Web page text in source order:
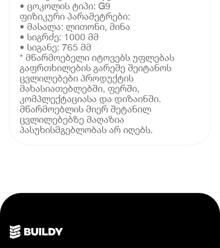
• ცოკოლის ტიპი: G9
ფიზიკური პარამეტრები:
• მასალა: ლითონი, მინა
• სიგრძე: 1000 მმ
• სიგანე: 765 მმ
* მწარმოებელი იტოვებს უფლებას
გაფრთხილების გარეშე შეიტანოს
ცვლილებები პროდუქტის
მახასიათებლებში, ფერში,
კომპლექტაციასა და დიზაინში.
მწარმოებლის მიერ შეტანილ
ცვლილებებზე მაღაზია
პასუხისმგებლობას არ იღებს.